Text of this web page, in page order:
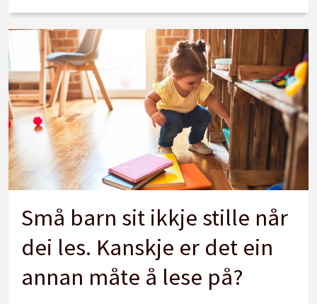
Små barn sit ikkje stille når
dei les. Kanskje er det ein
annan måte å lese på?